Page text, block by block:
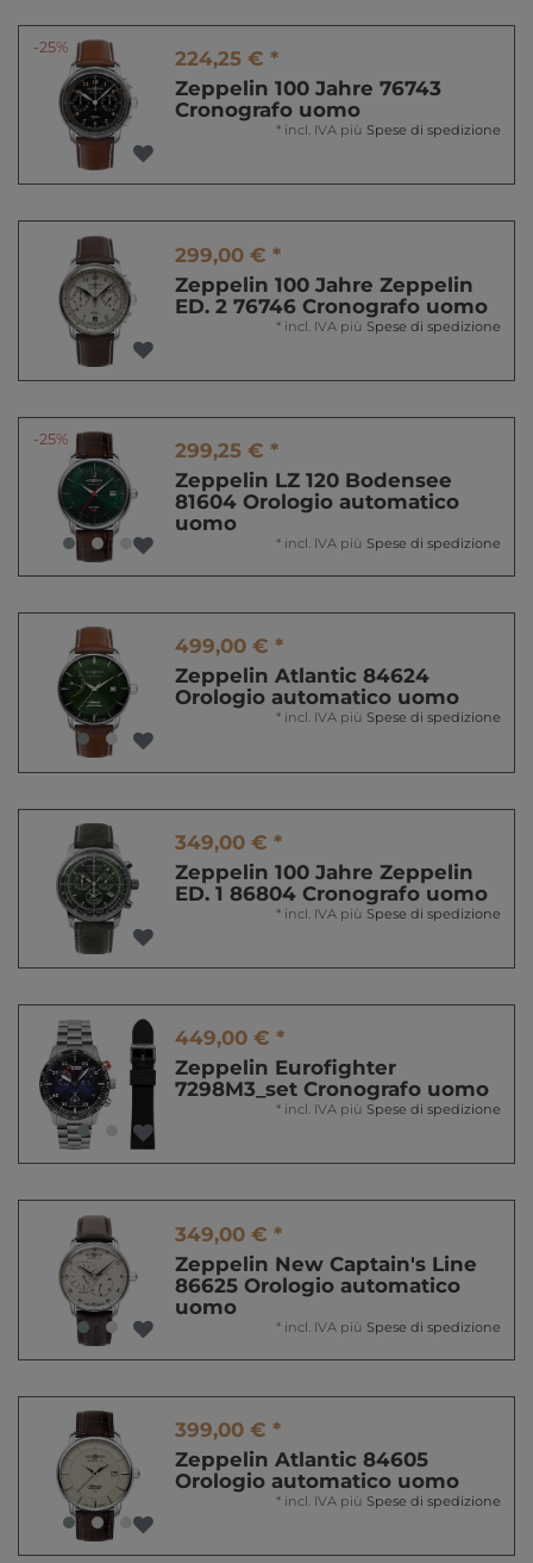
-25%
224,25 € *
Zeppelin 100 Jahre 76743
Cronografo uomo
* incl. IVA più Spese di spedizione
299,00 € *
Zeppelin 100 Jahre Zeppelin
ED. 2 76746 Cronografo uomo
* incl. IVA più Spese di spedizione
-25%
299,25 € *
Zeppelin LZ 120 Bodensee
81604 Orologio automatico
uomo
* incl. IVA più Spese di spedizione
499,00 € *
Zeppelin Atlantic 84624
Orologio automatico uomo
* incl. IVA più Spese di spedizione
349,00 € *
Zeppelin 100 Jahre Zeppelin
ED. 1 86804 Cronografo uomo
* incl. IVA più Spese di spedizione
449,00 € *
Zeppelin Eurofighter
7298M3_set Cronografo uomo
* incl. IVA più Spese di spedizione
349,00 € *
Zeppelin New Captain's Line
86625 Orologio automatico
uomo
* incl. IVA più Spese di spedizione
399,00 € *
Zeppelin Atlantic 84605
Orologio automatico uomo
* incl. IVA più Spese di spedizione